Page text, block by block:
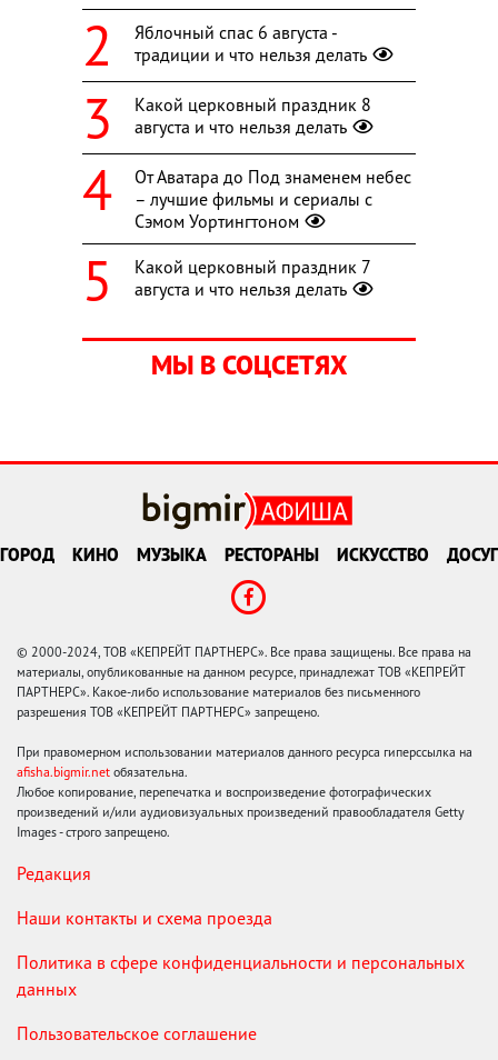
Яблочный спас 6 августа -
традиции и что нельзя делать
Какой церковный праздник 8
августа и что нельзя делать
От Аватара до Под знаменем небес
– лучшие фильмы и сериалы с
Сэмом Уортингтоном
Какой церковный праздник 7
августа и что нельзя делать
МЫ В СОЦСЕТЯХ
ГОРОД КИНО МУЗЫКА РЕСТОРАНЫ ИСКУССТВО ДОСУГ
© 2000-2024, ТОВ «КЕПРЕЙТ ПАРТНЕРС». Все права защищены. Все права на
материалы, опубликованные на данном ресурсе, принадлежат ТОВ «КЕПРЕЙТ
ПАРТНЕРС». Какое-либо использование материалов без письменного
разрешения ТОВ «КЕПРЕЙТ ПАРТНЕРС» запрещено.
При правомерном использовании материалов данного ресурса гиперссылка на
afisha.bigmir.net обязательна.
Любое копирование, перепечатка и воспроизведение фотографических
произведений и/или аудиовизуальных произведений правообладателя Getty
Images - строго запрещено.
Редакция
Наши контакты и схема проезда
Политика в сфере конфиденциальности и персональных
данных
Пользовательское соглашение